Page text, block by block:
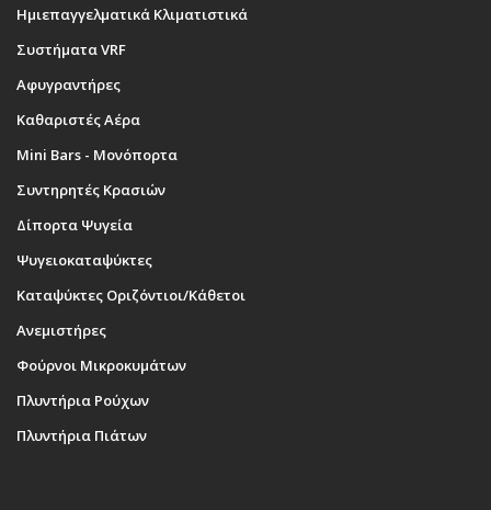
Ημιεπαγγελματικά Κλιματιστικά
Συστήματα VRF
Αφυγραντήρες
Καθαριστές Αέρα
Mini Bars - Μονόπορτα
Συντηρητές Κρασιών
Δίπορτα Ψυγεία
Ψυγειοκαταψύκτες
Καταψύκτες Οριζόντιοι/Κάθετοι
Ανεμιστήρες
Φούρνοι Μικροκυμάτων
Πλυντήρια Ρούχων
Πλυντήρια Πιάτων